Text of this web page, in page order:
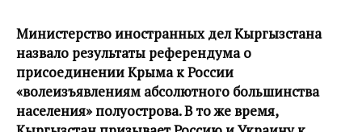
Министерство иностранных дел Кыргызстана
назвало результаты референдума о
присоединении Крыма к России
«волеизъявлениям абсолютного большинства
населения» полуострова. В то же время,